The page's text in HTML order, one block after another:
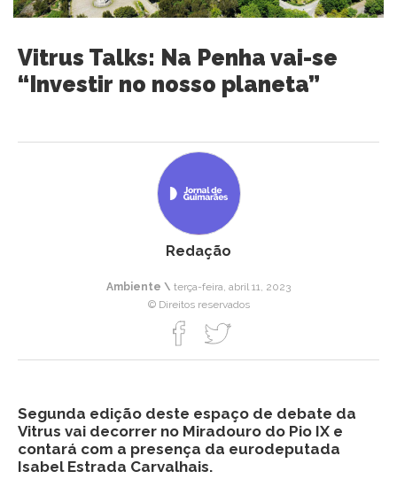
Vitrus Talks: Na Penha vai-se
“Investir no nosso planeta”
Redação
Ambiente \ terça-feira, abril 11, 2023
© Direitos reservados
Segunda edição deste espaço de debate da
Vitrus vai decorrer no Miradouro do Pio IX e
contará com a presença da eurodeputada
Isabel Estrada Carvalhais.